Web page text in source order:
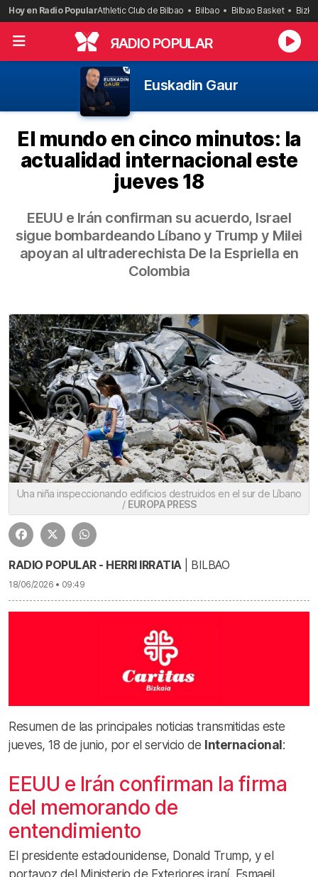
Saltar
al
contenido
Hoy en Radio PopularAthletic Club de Bilbao Bilbao Bilbao Basket
RADIO POPULAR
Euskadin Gaur
El mundo en cinco minutos: la
actualidad internacional este
jueves 18
EEUU e Irán confirman su acuerdo, Israel
sigue bombardeando Líbano y Trump y Milei
apoyan al ultraderechista De la Espriella en
Colombia
Una niña inspeccionando edificios destruidos en el sur de Líbano
/ EUROPA PRESS
RADIO POPULAR - HERRI IRRATIA| BILBAO
18/06/2026 • 09:49
Resumen de las principales noticias transmitidas este
jueves, 18 de junio, por el servicio de Internacional:
EEUU e Irán confirman la firma
del memorando de
entendimiento
El presidente estadounidense, Donald Trump, y el
portavoz del Ministerio de Exteriores iraní, Esmaeil